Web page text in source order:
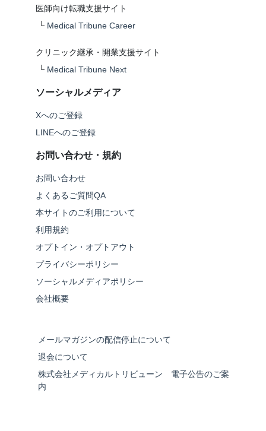
医師向け転職支援サイト
└ Medical Tribune Career
クリニック継承・開業支援サイト
└ Medical Tribune Next
ソーシャルメディア
Xへのご登録
LINEへのご登録
お問い合わせ・規約
お問い合わせ
よくあるご質問QA
本サイトのご利用について
利用規約
オプトイン・オプトアウト
プライバシーポリシー
ソーシャルメディアポリシー
会社概要
メールマガジンの配信停止について
退会について
株式会社メディカルトリビューン 電子公告のご案
内